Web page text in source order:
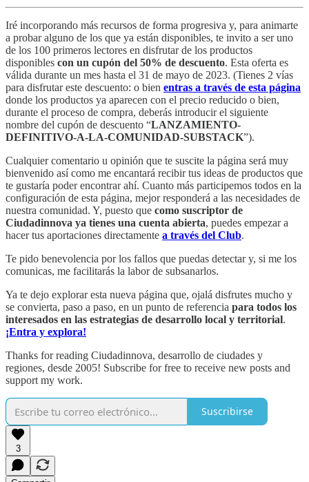
Iré incorporando más recursos de forma progresiva y, para animarte
a probar alguno de los que ya están disponibles, te invito a ser uno
de los 100 primeros lectores en disfrutar de los productos
disponibles con un cupón del 50% de descuento. Esta oferta es
válida durante un mes hasta el 31 de mayo de 2023. (Tienes 2 vías
para disfrutar este descuento: o bien entras a través de esta página
donde los productos ya aparecen con el precio reducido o bien,
durante el proceso de compra, deberás introducir el siguiente
nombre del cupón de descuento “LANZAMIENTO-
DEFINITIVO-A-LA-COMUNIDAD-SUBSTACK”).
Cualquier comentario u opinión que te suscite la página será muy
bienvenido así como me encantará recibir tus ideas de productos que
te gustaría poder encontrar ahí. Cuanto más participemos todos en la
configuración de esta página, mejor responderá a las necesidades de
nuestra comunidad. Y, puesto que como suscriptor de
Ciudadinnova ya tienes una cuenta abierta, puedes empezar a
hacer tus aportaciones directamente a través del Club.
Te pido benevolencia por los fallos que puedas detectar y, si me los
comunicas, me facilitarás la labor de subsanarlos.
Ya te dejo explorar esta nueva página que, ojalá disfrutes mucho y
se convierta, paso a paso, en un punto de referencia para todos los
interesados en las estrategias de desarrollo local y territorial.
¡Entra y explora!
Thanks for reading Ciudadinnova, desarrollo de ciudades y
regiones, desde 2005! Subscribe for free to receive new posts and
support my work.
Suscribirse
3